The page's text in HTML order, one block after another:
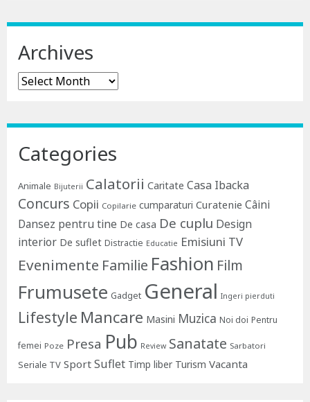
Archives
Archives
Categories
Animale Bijuterii Calatorii Caritate Casa Ibacka
Concurs Copii Copilarie cumparaturi Curatenie Câini
Dansez pentru tine De casa De cuplu Design
interior De suflet Distractie Educatie Emisiuni TV
Evenimente Familie Fashion Film
Frumusete Gadget General Ingeri pierduti
Lifestyle Mancare Masini Muzica Noi doi Pentru
femei Poze Presa Pub Review Sanatate Sarbatori
Seriale TV Sport Suflet Timp liber Turism Vacanta